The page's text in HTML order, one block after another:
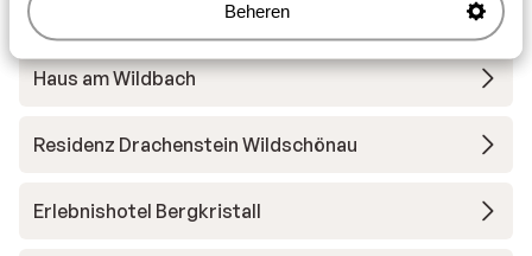
Beheren
Haus am Wildbach
Residenz Drachenstein Wildschönau
Erlebnishotel Bergkristall